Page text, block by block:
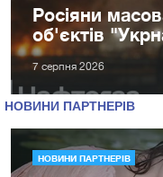
Росіяни
об'єктів
7 серпня 2026